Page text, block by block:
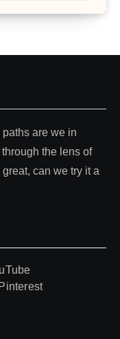
are we in
the lens of
can we try it a
Pinterest